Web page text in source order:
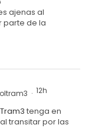
ajenas al
parte de la
· 12h
tenga en
transitar por las